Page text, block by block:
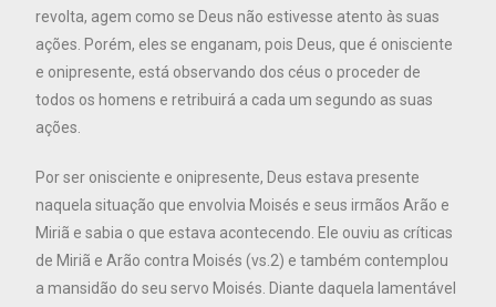
revolta, agem como se Deus não estivesse atento às suas
ações. Porém, eles se enganam, pois Deus, que é onisciente
e onipresente, está observando dos céus o proceder de
todos os homens e retribuirá a cada um segundo as suas
ações.
Por ser onisciente e onipresente, Deus estava presente
naquela situação que envolvia Moisés e seus irmãos Arão e
Miriã e sabia o que estava acontecendo. Ele ouviu as críticas
de Miriã e Arão contra Moisés (vs.2) e também contemplou
a mansidão do seu servo Moisés. Diante daquela lamentável